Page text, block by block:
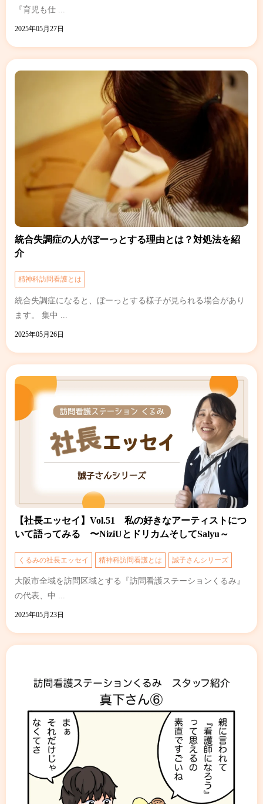
『育児も仕 ...
2025年05月27日
統合失調症の人がぼーっとする理由とは？対処法を紹
介
精神科訪問看護とは
統合失調症になると、ぼーっとする様子が見られる場合があり
ます。 集中 ...
2025年05月26日
【社長エッセイ】Vol.51 私の好きなアーティストにつ
いて語ってみる 〜NiziUとドリカムそしてSalyu～
くるみの社長エッセイ 精神科訪問看護とは 誠子さんシリーズ
大阪市全域を訪問区域とする『訪問看護ステーションくるみ』
の代表、中 ...
2025年05月23日